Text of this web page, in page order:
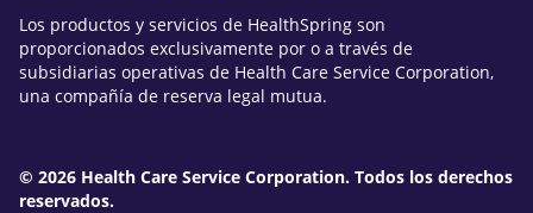
Los productos y servicios de HealthSpring son
proporcionados exclusivamente por o a través de
subsidiarias operativas de Health Care Service Corporation,
una compañía de reserva legal mutua.
© 2026 Health Care Service Corporation. Todos los derechos
reservados.